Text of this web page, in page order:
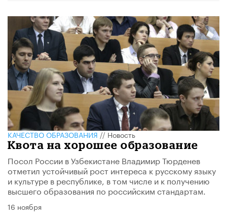
КАЧЕСТВО ОБРАЗОВАНИЯ//Новость
Квота на хорошее образование
Посол России в Узбекистане Владимир Тюрденев
отметил устойчивый рост интереса к русскому языку
и культуре в республике, в том числе и к получению
высшего образования по российским стандартам.
16 ноября